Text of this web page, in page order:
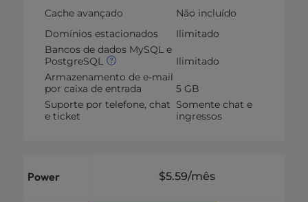
Cache avançado
Não incluído
Domínios estacionados
Ilimitado
Bancos de dados MySQL e
PostgreSQL
Ilimitado
Armazenamento de e-mail
por caixa de entrada
5 GB
Suporte por telefone, chat
e ticket
Somente chat e
ingressos
Power $5.59/mês